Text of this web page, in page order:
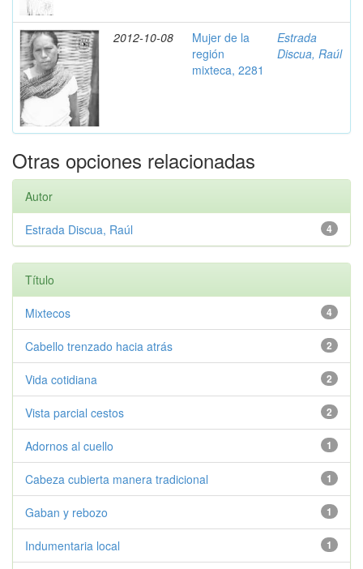
2012-10-08
Mujer de la
región
mixteca, 2281
Estrada
Discua, Raúl
Otras opciones relacionadas
Autor
4
Estrada Discua, Raúl
Título
4
Mixtecos
2
Cabello trenzado hacia atrás
2
Vida cotidiana
2
Vista parcial cestos
1
Adornos al cuello
1
Cabeza cubierta manera tradicional
1
Gaban y rebozo
1
Indumentaria local